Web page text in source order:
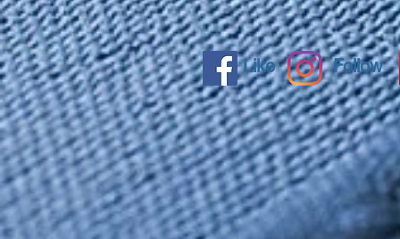
Like Follow